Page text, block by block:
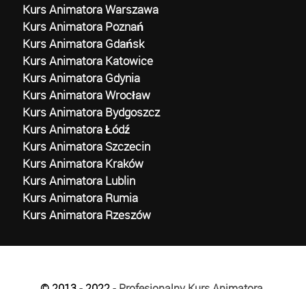
Kurs Animatora Warszawa
Kurs Animatora Poznań
Kurs Animatora Gdańsk
Kurs Animatora Katowice
Kurs Animatora Gdynia
Kurs Animatora Wrocław
Kurs Animatora Bydgoszcz
Kurs Animatora Łódź
Kurs Animatora Szczecin
Kurs Animatora Kraków
Kurs Animatora Lublin
Kurs Animatora Rumia
Kurs Animatora Rzeszów